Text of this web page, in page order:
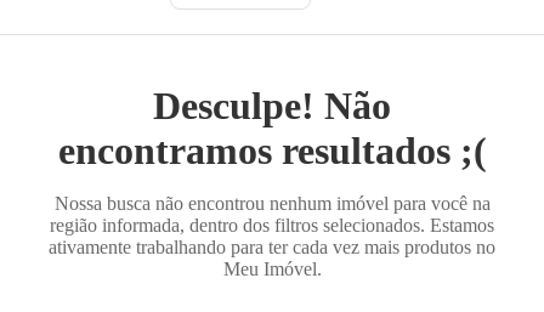
Desculpe! Não
encontramos resultados ;(
Nossa busca não encontrou nenhum imóvel para você na
região informada, dentro dos filtros selecionados. Estamos
ativamente trabalhando para ter cada vez mais produtos no
Meu Imóvel.